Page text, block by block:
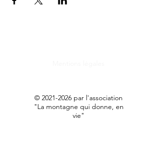
© 2021-2026 par l'association
"La montagne qui donne, en
vie"